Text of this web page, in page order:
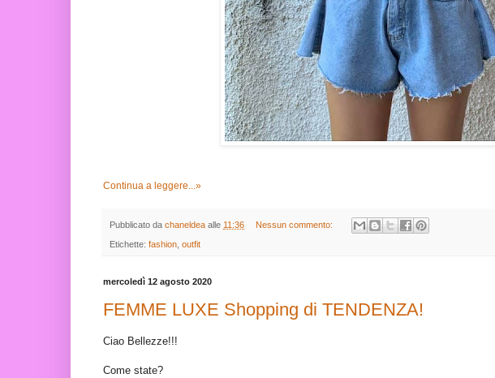
Continua a leggere...»
Pubblicato da chaneldea alle 11:36 Nessun commento:
Etichette: fashion outfit
mercoledì 12 agosto 2020
FEMME LUXE Shopping di TENDENZA!
Ciao Bellezze!!!
Come state?